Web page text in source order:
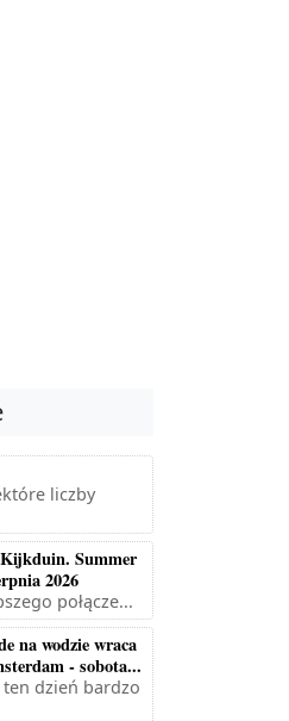
liczby
Summer
2026
połącze...
na wodzie wraca
- sobota...
dzień bardzo